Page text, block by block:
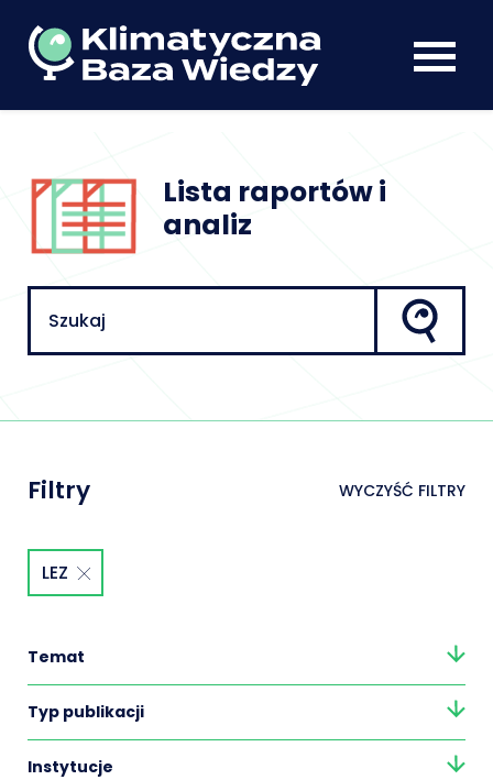
Lista raportów i
analiz
Filtry WYCZYŚĆ FILTRY
LEZ
Temat
Typ publikacji
Instytucje